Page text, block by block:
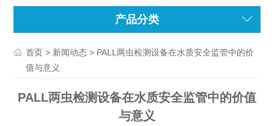
产品分类
首页 > 新闻动态 > PALL两虫检测设备在水质安全监管中的价
值与意义
PALL两虫检测设备在水质安全监管中的价值
与意义